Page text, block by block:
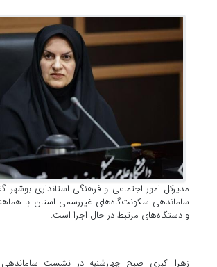
مدیرکل امور اجتماعی و فرهنگی استانداری بوشهر
ساماندهی سکونت‌گاه‌های غیررسمی استان با
و دستگاه‌های مرتبط در حال اجرا است.
زهرا اکبری صبح چهارشنبه در نشست ساماندهی